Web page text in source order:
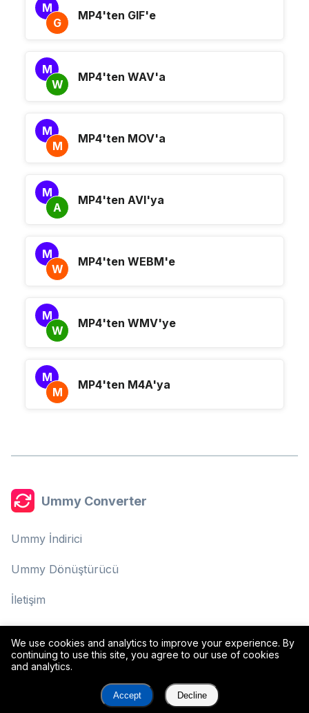
We use cookies and analytics to improve your experience. By
continuing to use this site, you agree to our use of cookies
and analytics.
Accept Decline
M
G
MP4'ten GIF'e
M
W
MP4'ten WAV'a
M
M
MP4'ten MOV'a
M
A
MP4'ten AVI'ya
M
W
MP4'ten WEBM'e
M
W
MP4'ten WMV'ye
M
M
MP4'ten M4A'ya
Ummy Converter
Ummy İndirici
Ummy Dönüştürücü
İletişim
Gizlilik Politikası
Kullanım Şartları